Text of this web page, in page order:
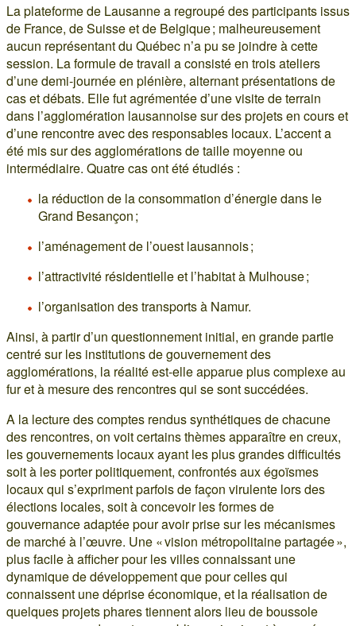
La plateforme de Lausanne a regroupé des participants issus
de France, de Suisse et de Belgique ; malheureusement
aucun représentant du Québec n’a pu se joindre à cette
session. La formule de travail a consisté en trois ateliers
d’une demi-journée en plénière, alternant présentations de
cas et débats. Elle fut agrémentée d’une visite de terrain
dans l’agglomération lausannoise sur des projets en cours et
d’une rencontre avec des responsables locaux. L’accent a
été mis sur des agglomérations de taille moyenne ou
intermédiaire. Quatre cas ont été étudiés :
la réduction de la consommation d’énergie dans le
Grand Besançon ;
l’aménagement de l’ouest lausannois ;
l’attractivité résidentielle et l’habitat à Mulhouse ;
l’organisation des transports à Namur.
Ainsi, à partir d’un questionnement initial, en grande partie
centré sur les institutions de gouvernement des
agglomérations, la réalité est-elle apparue plus complexe au
fur et à mesure des rencontres qui se sont succédées.
A la lecture des comptes rendus synthétiques de chacune
des rencontres, on voit certains thèmes apparaître en creux,
les gouvernements locaux ayant les plus grandes difficultés
soit à les porter politiquement, confrontés aux égoïsmes
locaux qui s’expriment parfois de façon virulente lors des
élections locales, soit à concevoir les formes de
gouvernance adaptée pour avoir prise sur les mécanismes
de marché à l’œuvre. Une « vision métropolitaine partagée »,
plus facile à afficher pour les villes connaissant une
dynamique de développement que pour celles qui
connaissent une déprise économique, et la réalisation de
quelques projets phares tiennent alors lieu de boussole